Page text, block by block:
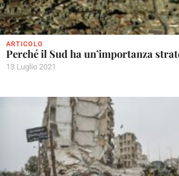
ARTICOLO
Perché il Sud ha un’importanza
13 Luglio 2021